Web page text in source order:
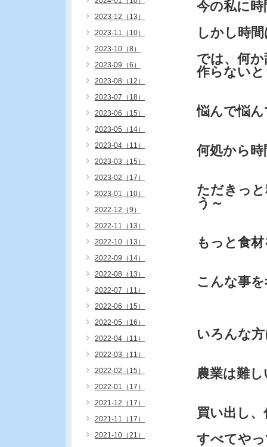
今の私に
しかし時
では、何
作らない
悩んで悩
何処から
ただきっ
う～
もっと食
こんな事
いろんな
農業は難
買い出し
すべてや
2023-12（13）
2023-11（10）
2023-10（8）
2023-09（6）
2023-08（12）
2023-07（18）
2023-06（15）
2023-05（14）
2023-04（11）
2023-03（15）
2023-02（17）
2023-01（10）
2022-12（9）
2022-11（13）
2022-10（13）
2022-09（14）
2022-08（13）
2022-07（11）
2022-06（15）
2022-05（16）
2022-04（11）
2022-03（11）
2022-02（15）
2022-01（17）
2021-12（17）
2021-11（17）
2021-10（21）